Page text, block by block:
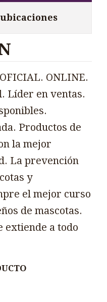
ONLINE.
Líder en ventas.
Productos de
la mejor
La prevención
y
el mejor curso
de mascotas.
extiende a todo